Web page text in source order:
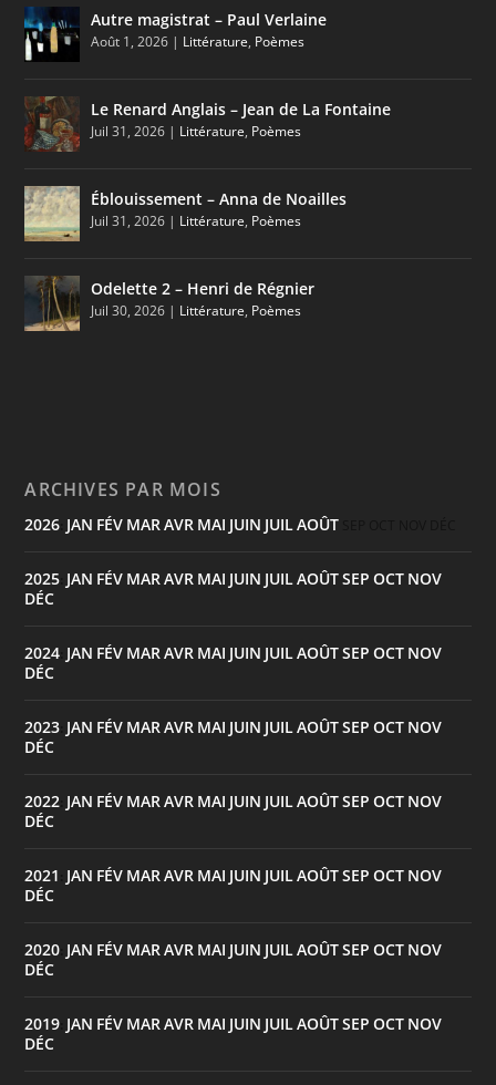
Autre magistrat – Paul Verlaine
Août 1, 2026 | Littérature, Poèmes
Le Renard Anglais – Jean de La Fontaine
Juil 31, 2026 | Littérature, Poèmes
Éblouissement – Anna de Noailles
Juil 31, 2026 | Littérature, Poèmes
Odelette 2 – Henri de Régnier
Juil 30, 2026 | Littérature, Poèmes
ARCHIVES PAR MOIS
2026 JAN FÉV MARAVR MAI JUIN JUILAOÛT
2025 JAN FÉV MARAVR MAI JUIN JUILAOÛTSEP OCT NOV
DÉC
2024 JAN FÉV MARAVR MAI JUIN JUILAOÛTSEP OCT NOV
DÉC
2023 JAN FÉV MARAVR MAI JUIN JUILAOÛTSEP OCT NOV
DÉC
2022 JAN FÉV MARAVR MAI JUIN JUILAOÛTSEP OCT NOV
DÉC
2021 JAN FÉV MARAVR MAI JUIN JUILAOÛTSEP OCT NOV
DÉC
2020 JAN FÉV MARAVR MAI JUIN JUILAOÛTSEP OCT NOV
DÉC
2019 JAN FÉV MARAVR MAI JUIN JUILAOÛTSEP OCT NOV
DÉC